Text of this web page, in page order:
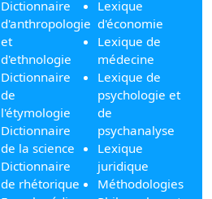
Dictionnaire
d'anthropologie
et
d'ethnologie
Dictionnaire
de
l'étymologie
Dictionnaire
de la science
Dictionnaire
de rhétorique
Lexique
d'économie
Lexique de
médecine
Lexique de
psychologie et
de
psychanalyse
Lexique
juridique
Méthodologies